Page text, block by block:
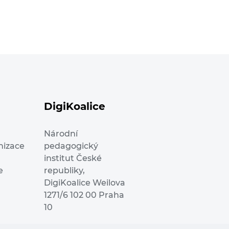
DigiKoalice
Národní
pedagogický
institut České
republiky,
DigiKoalice Weilova
1271/6 102 00 Praha
10